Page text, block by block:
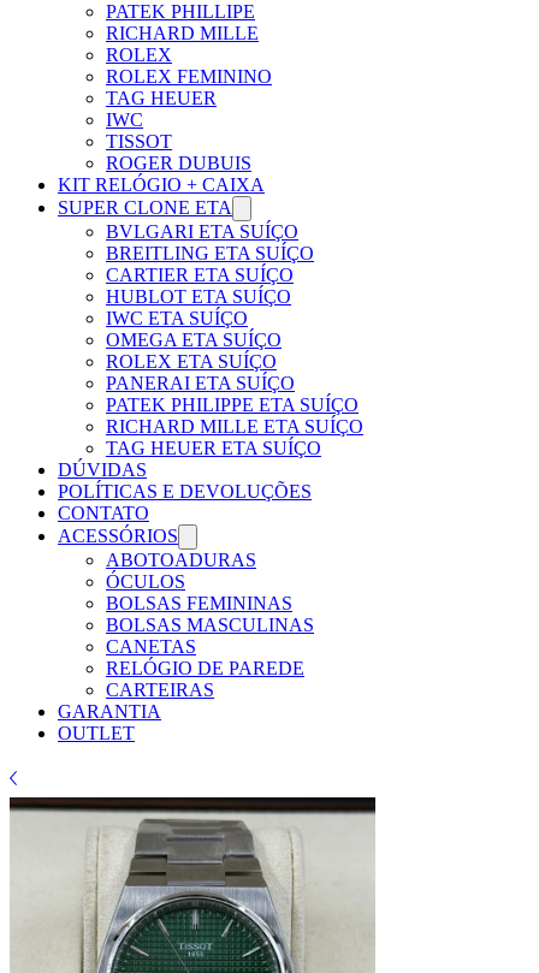
PATEK PHILLIPE
RICHARD MILLE
ROLEX
ROLEX FEMININO
TAG HEUER
IWC
TISSOT
ROGER DUBUIS
KIT RELÓGIO + CAIXA
SUPER CLONE ETA
BVLGARI ETA SUÍÇO
BREITLING ETA SUÍÇO
CARTIER ETA SUÍÇO
HUBLOT ETA SUÍÇO
IWC ETA SUÍÇO
OMEGA ETA SUÍÇO
ROLEX ETA SUÍÇO
PANERAI ETA SUÍÇO
PATEK PHILIPPE ETA SUÍÇO
RICHARD MILLE ETA SUÍÇO
TAG HEUER ETA SUÍÇO
DÚVIDAS
POLÍTICAS E DEVOLUÇÕES
CONTATO
ACESSÓRIOS
ABOTOADURAS
ÓCULOS
BOLSAS FEMININAS
BOLSAS MASCULINAS
CANETAS
RELÓGIO DE PAREDE
CARTEIRAS
GARANTIA
OUTLET